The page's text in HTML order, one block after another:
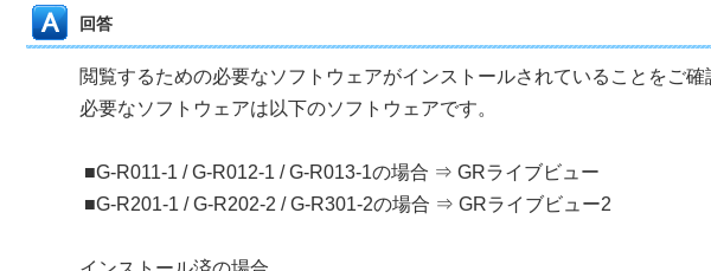
回答
閲覧するための必要なソフトウェアがインストールされていることをご確
必要なソフトウェアは以下のソフトウェアです。
■G-R011-1 / G-R012-1 / G-R013-1の場合 ⇒ GRライブビュー
■G-R201-1 / G-R202-2 / G-R301-2の場合 ⇒ GRライブビュー2